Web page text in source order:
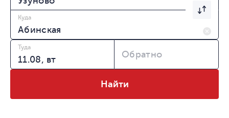
Куда
Туда
Обратно
Найти